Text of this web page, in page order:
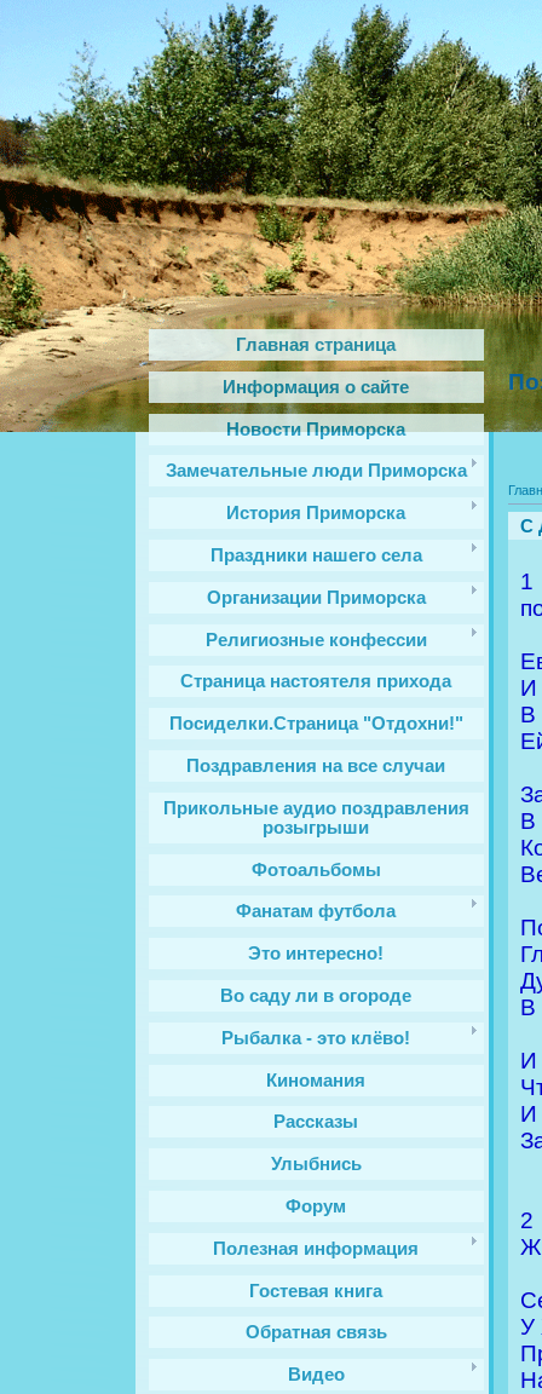
Главная страница
Информация о сайте
Новости Приморска
Замечательные люди Приморска
История Приморска
Праздники нашего села
Организации Приморска
Религиозные конфессии
Cтраница настоятеля прихода
Посиделки.Страница "Отдохни!"
Поздравления на все случаи
Прикольные аудио поздравления
розыгрыши
Фотоальбомы
Фанатам футбола
Это интересно!
Во саду ли в огороде
Рыбалка - это клёво!
Киномания
Рассказы
Улыбнись
Форум
Полезная информация
Гостевая книга
Обратная связь
Видео
С
1
И
В
В
В
И
И
2
У